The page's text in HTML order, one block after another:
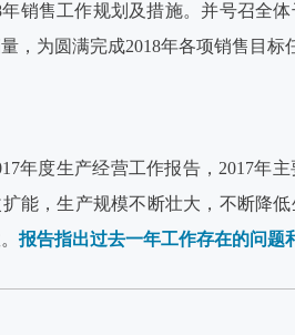
年销售工作规划及措施。并号召全
，为圆满完成2018年各项销售目标
年度生产经营工作报告， 2017年
能，生产规模不断壮大，不断降
报告指出过去一年工作存在的问题